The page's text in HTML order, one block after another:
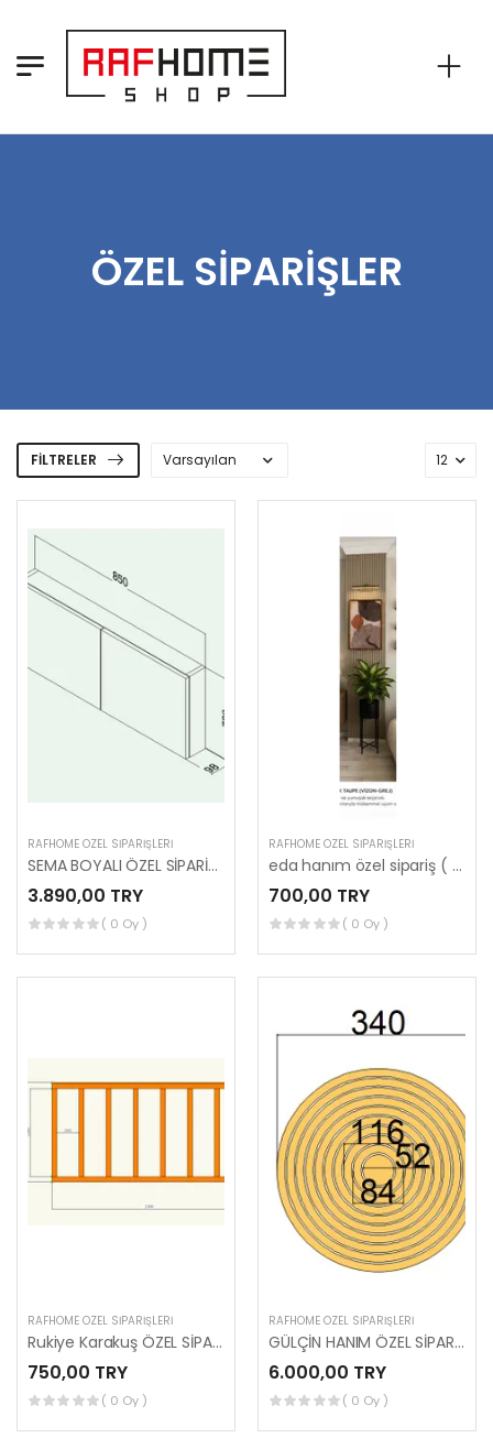
ÖZEL SIPARIŞLER
FILTRELER
RAFHOME ÖZEL SIPARIŞLERI
SEMA BOYALI ÖZEL SİPARİŞİ (FERİDE HANIM)
3.890,00 TRY
( 0 Oy )
RAFHOME ÖZEL SIPARIŞLERI
eda hanım özel sipariş ( mustagim bey )
700,00 TRY
( 0 Oy )
RAFHOME ÖZEL SIPARIŞLERI
Rukiye Karakuş ÖZEL SİPARİŞİ (FERİDE HANIM)
750,00 TRY
( 0 Oy )
RAFHOME ÖZEL SIPARIŞLERI
GÜLÇİN HANIM ÖZEL SİPARİŞİ (MUSTAGİM BEY)
6.000,00 TRY
( 0 Oy )